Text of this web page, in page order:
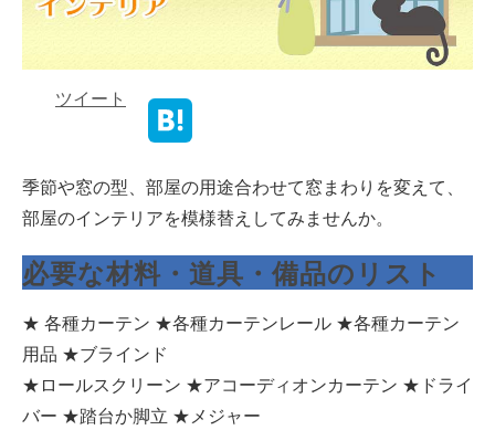
ツイート
季節や窓の型、部屋の用途合わせて窓まわりを変えて、
部屋のインテリアを模様替えしてみませんか。
必要な材料・道具・備品のリスト
★ 各種カーテン ★各種カーテンレール ★各種カーテン
用品 ★ブラインド
★ロールスクリーン ★アコーディオンカーテン ★ドライ
バー ★踏台か脚立 ★メジャー